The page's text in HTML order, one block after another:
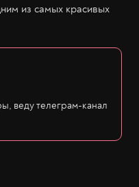
из самых красивых
веду телеграм-канал